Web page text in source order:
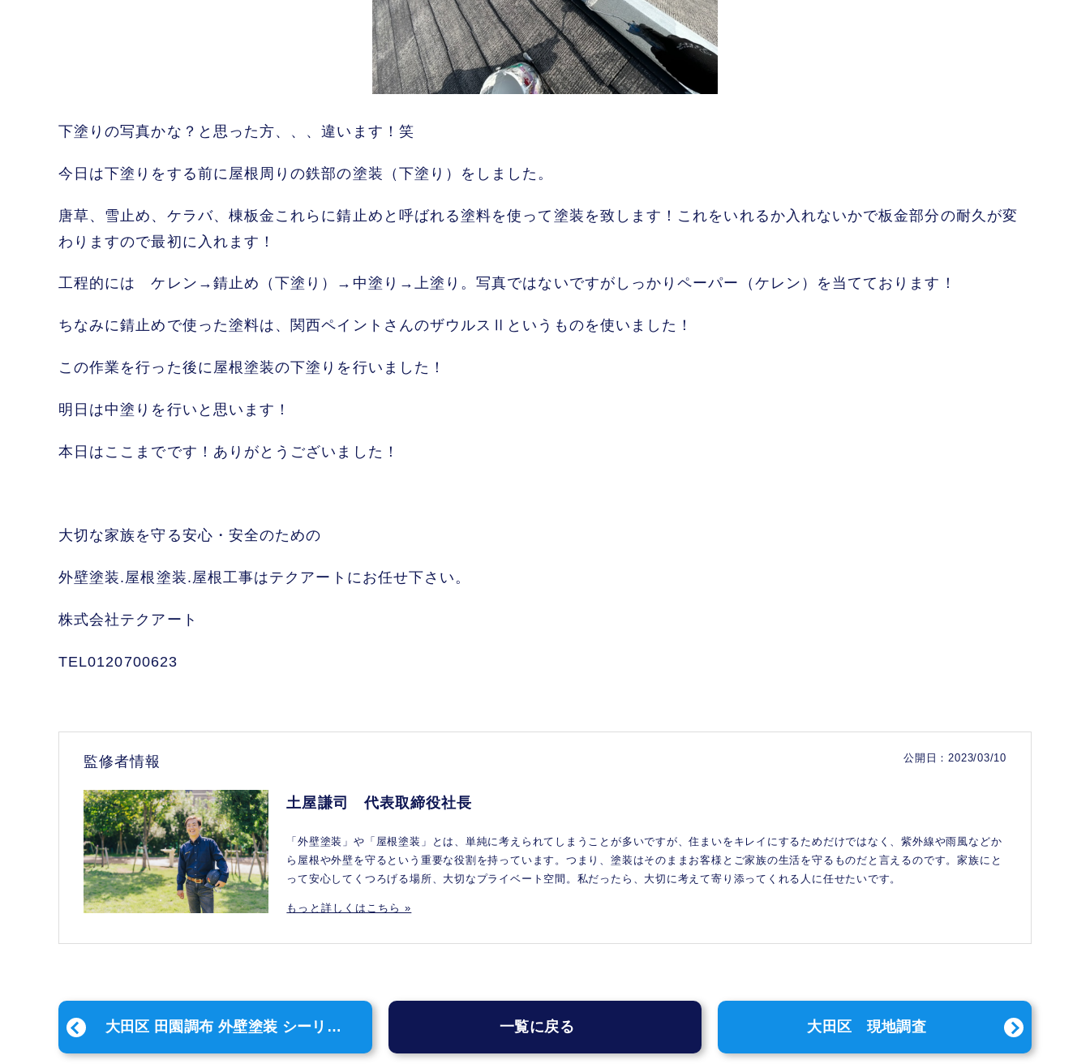
下塗りの写真かな？と思った方、、、違います！笑
今日は下塗りをする前に屋根周りの鉄部の塗装（下塗り）をしました。
唐草、雪止め、ケラバ、棟板金これらに錆止めと呼ばれる塗料を使って塗装を致します！これをいれるか入れないかで板金部分の耐久が変
わりますので最初に入れます！
工程的には ケレン→錆止め（下塗り）→中塗り→上塗り。写真ではないですがしっかりペーパー（ケレン）を当てております！
ちなみに錆止めで使った塗料は、関西ペイントさんのザウルスⅡというものを使いました！
この作業を行った後に屋根塗装の下塗りを行いました！
明日は中塗りを行いと思います！
本日はここまでです！ありがとうございました！
大切な家族を守る安心・安全のための
外壁塗装.屋根塗装.屋根工事はテクアートにお任せ下さい。
株式会社テクアート
TEL0120700623
監修者情報 公開日：2023/03/10
土屋謙司 代表取締役社長
「外壁塗装」や「屋根塗装」とは、単純に考えられてしまうことが多いですが、住まいをキレイにするためだけではなく、紫外線や雨風などか
ら屋根や外壁を守るという重要な役割を持っています。つまり、塗装はそのままお客様とご家族の生活を守るものだと言えるのです。家族にと
って安心してくつろげる場所、大切なプライベート空間。私だったら、大切に考えて寄り添ってくれる人に任せたいです。
もっと詳しくはこちら »
大田区 田園調布 外壁塗装 シーリン
一覧に戻る 大田区 現地調査